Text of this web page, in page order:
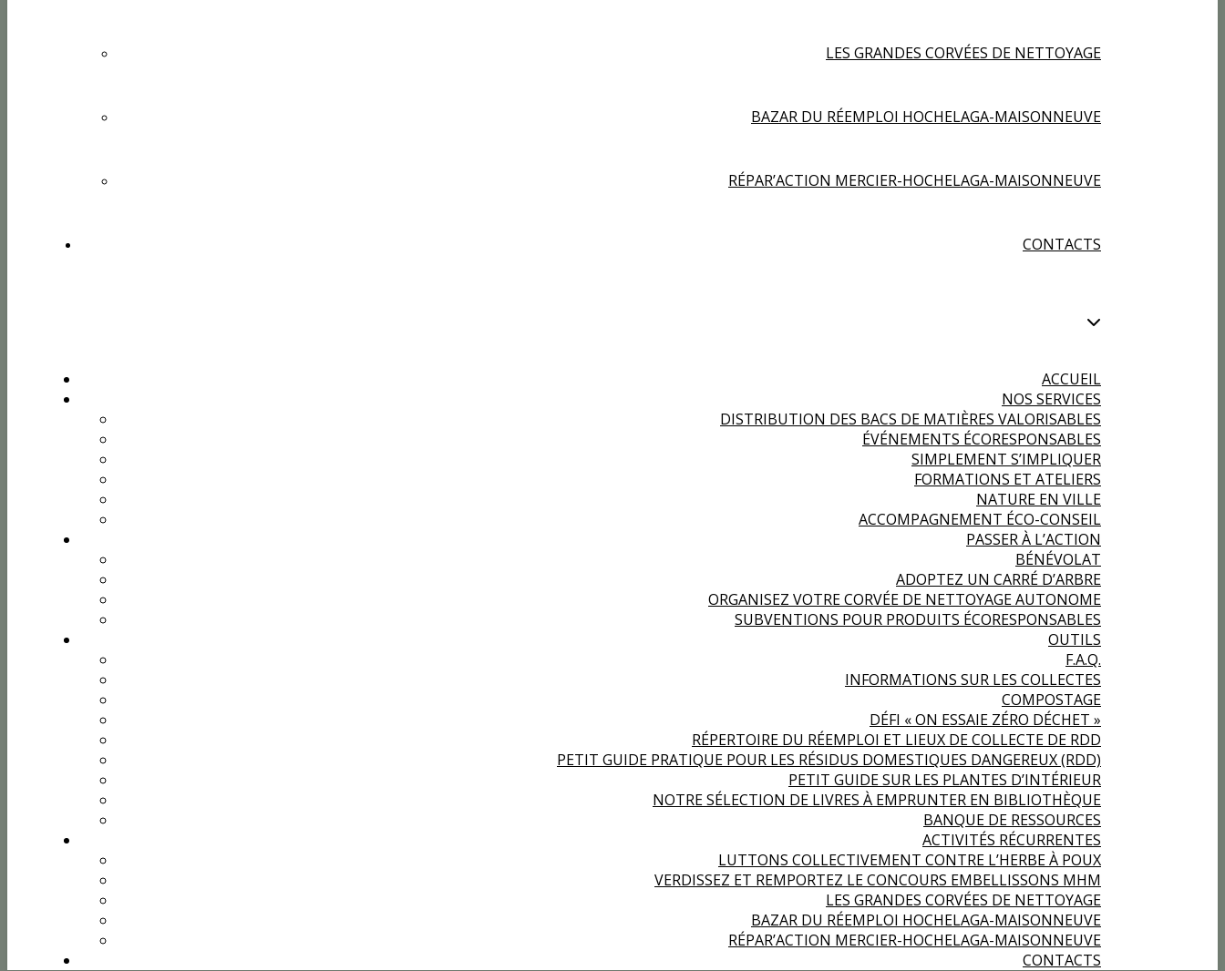
LES GRANDES CORVÉES DE NETTOYAGE
BAZAR DU RÉEMPLOI HOCHELAGA-MAISONNEUVE
RÉPAR’ACTION MERCIER-HOCHELAGA-MAISONNEUVE
CONTACTS
ACCUEIL
NOS SERVICES
DISTRIBUTION DES BACS DE MATIÈRES VALORISABLES
ÉVÉNEMENTS ÉCORESPONSABLES
SIMPLEMENT S’IMPLIQUER
FORMATIONS ET ATELIERS
NATURE EN VILLE
ACCOMPAGNEMENT ÉCO-CONSEIL
PASSER À L’ACTION
BÉNÉVOLAT
ADOPTEZ UN CARRÉ D’ARBRE
ORGANISEZ VOTRE CORVÉE DE NETTOYAGE AUTONOME
SUBVENTIONS POUR PRODUITS ÉCORESPONSABLES
OUTILS
F.A.Q.
INFORMATIONS SUR LES COLLECTES
COMPOSTAGE
DÉFI « ON ESSAIE ZÉRO DÉCHET »
RÉPERTOIRE DU RÉEMPLOI ET LIEUX DE COLLECTE DE RDD
PETIT GUIDE PRATIQUE POUR LES RÉSIDUS DOMESTIQUES DANGEREUX (RDD)
PETIT GUIDE SUR LES PLANTES D’INTÉRIEUR
NOTRE SÉLECTION DE LIVRES À EMPRUNTER EN BIBLIOTHÈQUE
BANQUE DE RESSOURCES
ACTIVITÉS RÉCURRENTES
LUTTONS COLLECTIVEMENT CONTRE L’HERBE À POUX
VERDISSEZ ET REMPORTEZ LE CONCOURS EMBELLISSONS MHM
LES GRANDES CORVÉES DE NETTOYAGE
BAZAR DU RÉEMPLOI HOCHELAGA-MAISONNEUVE
RÉPAR’ACTION MERCIER-HOCHELAGA-MAISONNEUVE
CONTACTS